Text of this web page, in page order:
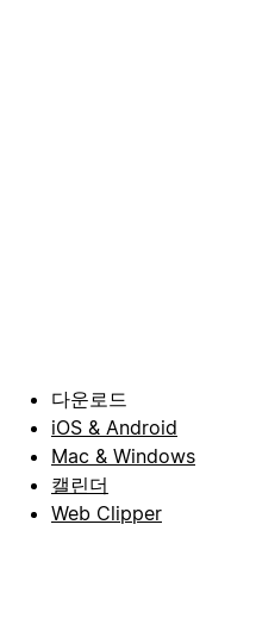
다운로드
iOS & Android
Mac & Windows
캘린더
Web Clipper